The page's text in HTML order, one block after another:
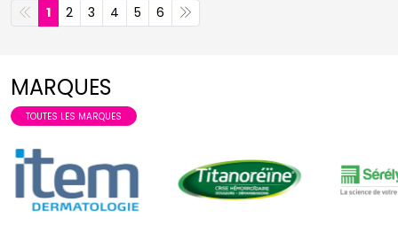
1 2 3 4 5 6
MARQUES
TOUTES LES MARQUES